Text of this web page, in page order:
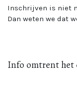
Inschrijven is niet
Dan weten we dat
Info omtrent het